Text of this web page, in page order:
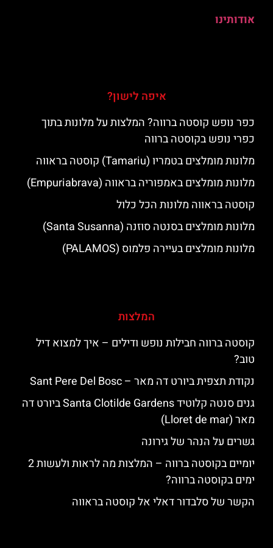
אודותינו
איפה לישון?
כפר נופש קוסטה ברווה? המלצות על מלונות בתוך
כפרי נופש בקוסטה ברווה
מלונות מומלצים בטמריו (Tamariu) קוסטה בראווה
מלונות מומלצים באמפוריה בראווה (Empuriabrava)
קוסטה בראווה מלונות הכל כלול
מלונות מומלצים בסנטה סוזנה (Santa Susanna)
מלונות מומלצים בעיירה פלמוס (PALAMOS)
המלצות
קוסטה ברווה חבילות נופש ודילים – איך למצוא דיל
טוב?
נקודת תצפית ביורט דה מאר – Sant Pere Del Bosc
גנים סנטה קלוטיד Santa Clotilde Gardens ביורט דה
מאר (Lloret de mar)
גשרים על הנהר של גירונה
יומיים בקוסטה ברווה – המלצות מה לראות ולעשות 2
ימים בקוסטה ברווה?
הקשר של סלבדור דאלי אל קוסטה בראווה